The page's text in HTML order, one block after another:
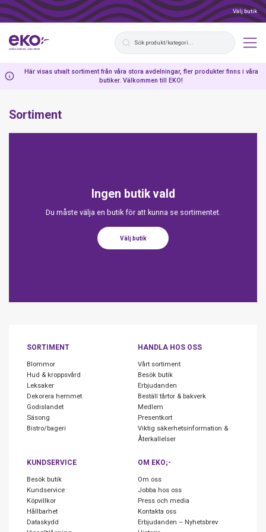
Välj butik
Här visas utvalt sortiment från våra stora avdelningar, fler produkter finns i våra
butiker. Välkommen till EKO!
Sortiment
Ingen butik vald
Du måste välja en butik för att kunna se sortimentet.
Välj butik
SORTIMENT
Blommor
Hud & kroppsvård
Leksaker
Dekorera hemmet
Godislandet
Säsong
Bistro/bageri
HANDLA HOS OSS
Vårt sortiment
Besök butik
Erbjudanden
Beställ tårtor & bakverk
Medlem
Presentkort
Viktig säkerhetsinformation &
Återkallelser
KUNDSERVICE
Besök butik
Kundservice
Köpvillkor
Hållbarhet
Dataskydd
OM EKO;-
Om oss
Jobba hos oss
Press och media
Kontakta oss
Erbjudanden – Nyhetsbrev